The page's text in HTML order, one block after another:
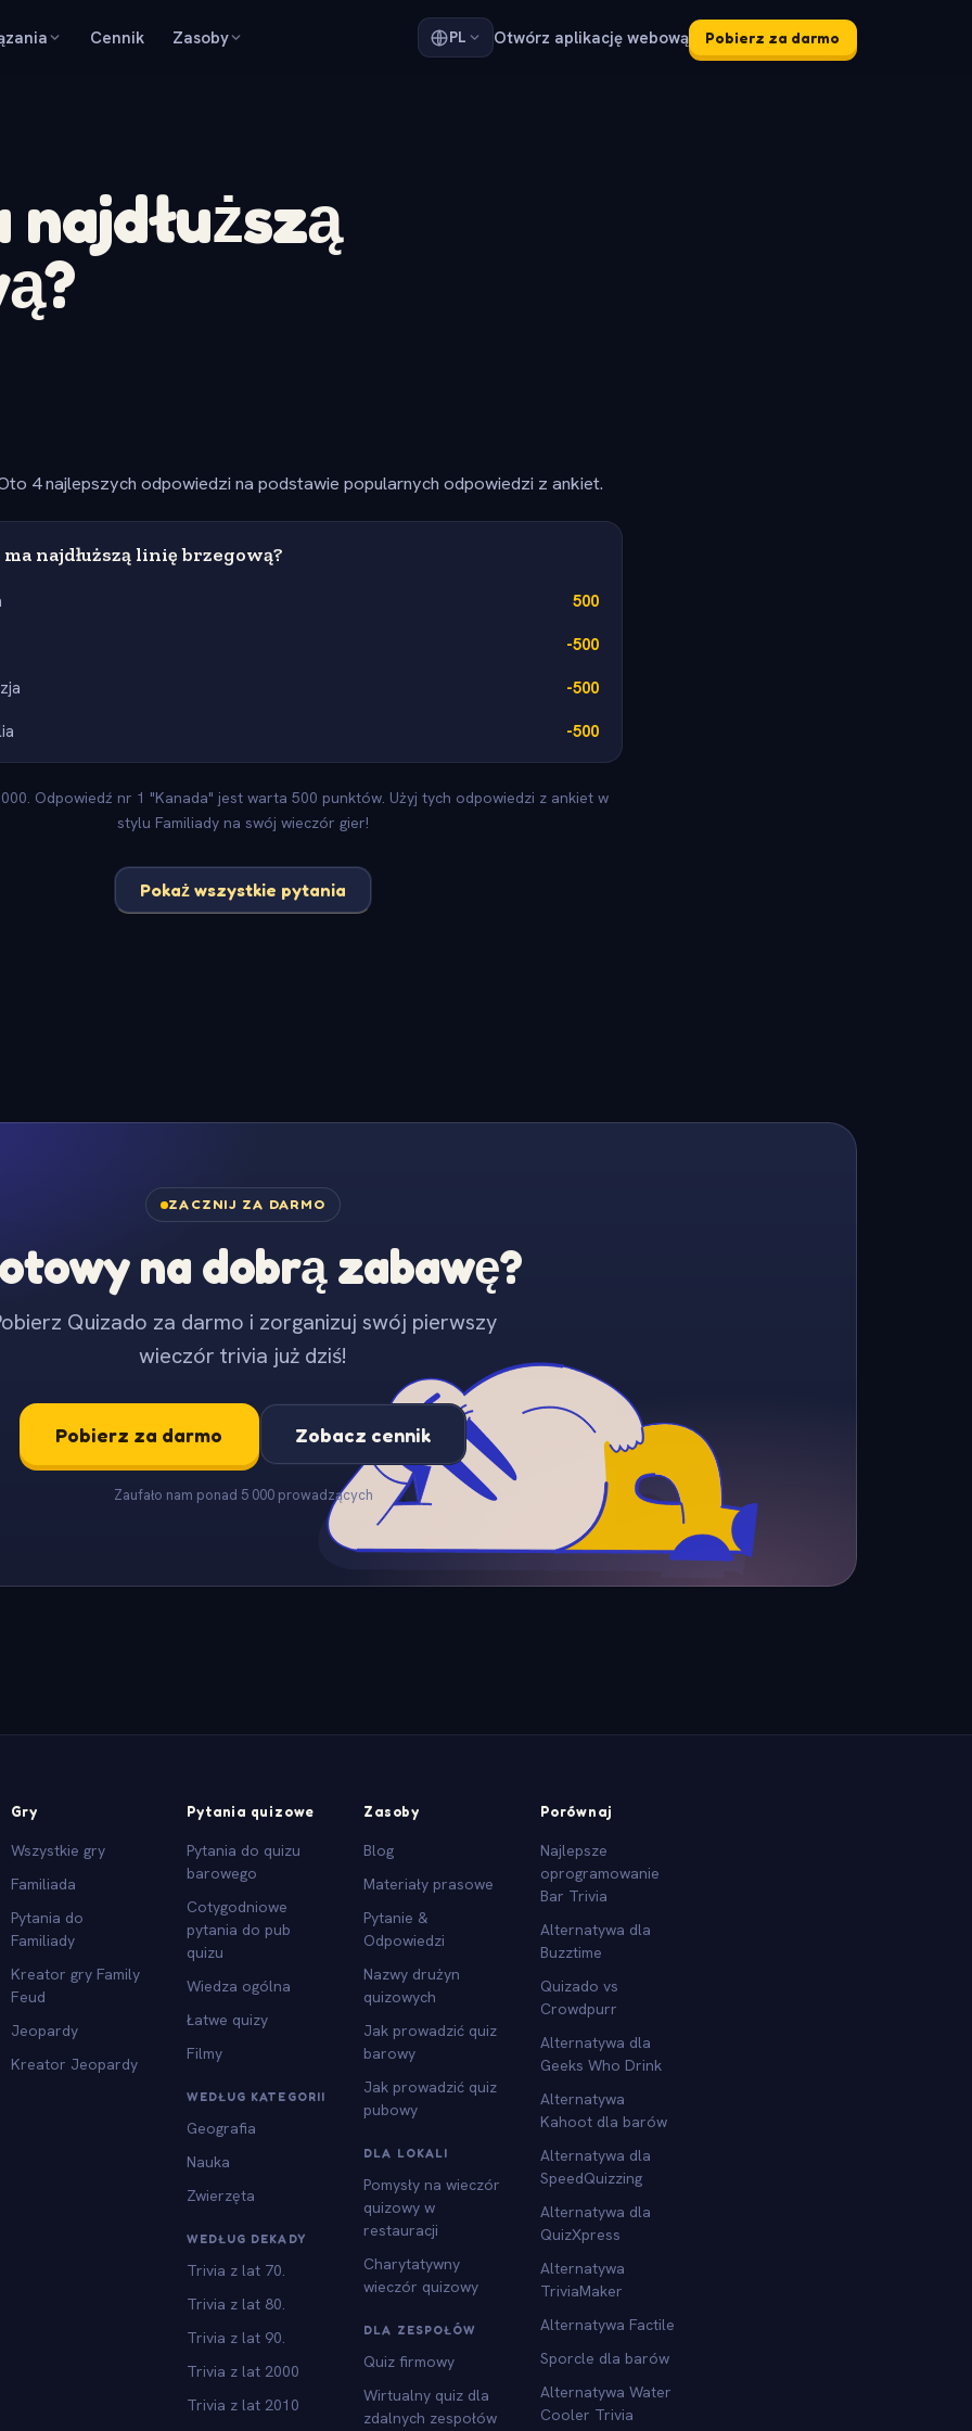
Cennik Zasoby PL Otwórz aplikację webową Pobierz za darmo
4 najlepszych odpowiedzi na podstawie popularnych odpowiedzi z ankiet.
najdłuższą linię brzegową?
500
-500
-500
-500
Odpowiedź nr 1 "Kanada" jest warta 500 punktów. Użyj tych odpowiedzi z ankiet w
stylu Familiady na swój wieczór gier!
Pokaż wszystkie pytania
ZACZNIJ ZA DARMO
na dobrą zabawę?
Quizado za darmo i zorganizuj swój pierwszy
wieczór trivia już dziś!
Pobierz za darmo Zobacz cennik
Zaufało nam ponad 5 000 prowadzących
Gry
Wszystkie gry
Familiada
Pytania do
Familiady
Kreator gry Family
Feud
Jeopardy
Kreator Jeopardy
Pytania quizowe
Pytania do quizu
barowego
Cotygodniowe
pytania do pub
quizu
Wiedza ogólna
Łatwe quizy
Filmy
WEDŁUG KATEGORII
Geografia
Nauka
Zwierzęta
WEDŁUG DEKADY
Trivia z lat 70.
Trivia z lat 80.
Trivia z lat 90.
Trivia z lat 2000
Trivia z lat 2010
Zasoby
Blog
Materiały prasowe
Pytanie &
Odpowiedzi
Nazwy drużyn
quizowych
Jak prowadzić quiz
barowy
Jak prowadzić quiz
pubowy
DLA LOKALI
Pomysły na wieczór
quizowy w
restauracji
Charytatywny
wieczór quizowy
DLA ZESPOŁÓW
Quiz firmowy
Wirtualny quiz dla
zdalnych zespołów
Porównaj
Najlepsze
oprogramowanie
Bar Trivia
Alternatywa dla
Buzztime
Quizado vs
Crowdpurr
Alternatywa dla
Geeks Who Drink
Alternatywa
Kahoot dla barów
Alternatywa dla
SpeedQuizzing
Alternatywa dla
QuizXpress
Alternatywa
TriviaMaker
Alternatywa Factile
Sporcle dla barów
Alternatywa Water
Cooler Trivia